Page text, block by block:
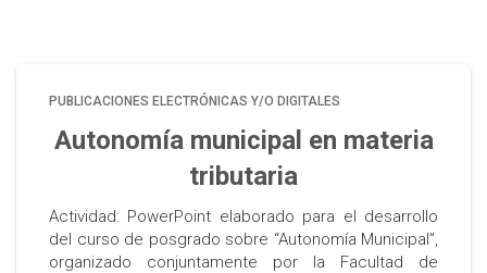
PUBLICACIONES ELECTRÓNICAS Y/O DIGITALES
Autonomía municipal en materia
tributaria
Actividad: PowerPoint elaborado para el desarrollo
del curso de posgrado sobre “Autonomía Municipal”,
organizado conjuntamente por la Facultad de